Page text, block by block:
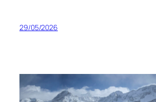
29/05/2026